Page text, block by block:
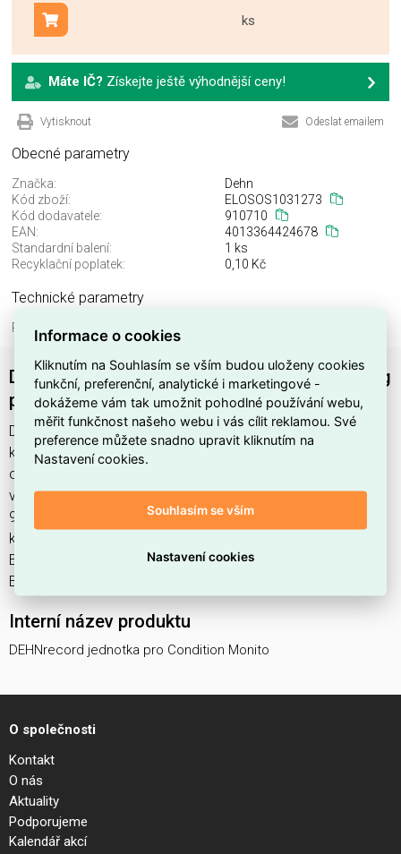
ks
Přidat do košíku
Máte IČ? Získejte ještě výhodnější ceny!
Vytisknout Odeslat emailem
Obecné parametry
Značka:
Dehn
Kód zboží:
ELOSOS1031273
Kód dodavatele:
910710
EAN:
4013364424678
Standardní balení:
1 ks
Recyklační poplatek:
0,10 Kč
Technické parametry
Příslušenství:
DEHNrecord jednotka pro Condition Monitoring
pro kontrolu BDC s LifeCheck 910710
DEHNrecord jednotka pro Condition Monito najdete v
kategoriích Přepěťové ochrany, Příslušenství pro přepěťové
ochrany, Uzemnění, hromosvody a přepěťové ochrany,
výrobce Dehn, EAN 4013364424678, kód dodavatele
910710. DEHNrecord jednotka pro Condition Monitoring pro
kontrolu BDC s LifeCheck 910710 nabízíme od 1 ks. Kód
EMAS DEHNrecord jednotka pro Condition Monito je
ELOSOS1031273.
Interní název produktu
DEHNrecord jednotka pro Condition Monito
O společnosti
Kontakt
O nás
Aktuality
Podporujeme
Kalendář akcí
Informace o cookies
Kliknutím na Souhlasím se vším budou uloženy cookies
funkční, preferenční, analytické i marketingové -
dokážeme vám tak umožnit pohodlné používání webu,
měřit funkčnost našeho webu i vás cílit reklamou. Své
preference můžete snadno upravit kliknutím na
Nastavení cookies.
Souhlasím se vším
Nastavení cookies